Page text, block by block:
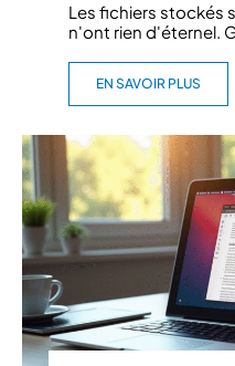
Les fichiers stockés
n'ont rien d'éternel.
EN SAVOIR PLUS